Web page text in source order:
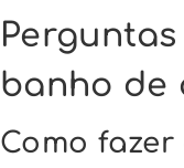
banho de
Como